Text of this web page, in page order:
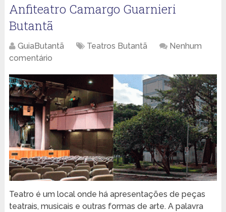
Anfiteatro Camargo Guarnieri
Butantã
GuiaButantã Teatros Butantã
Nenhum
comentário
Teatro é um local onde há apresentações de peças
teatrais, musicais e outras formas de arte. A palavra